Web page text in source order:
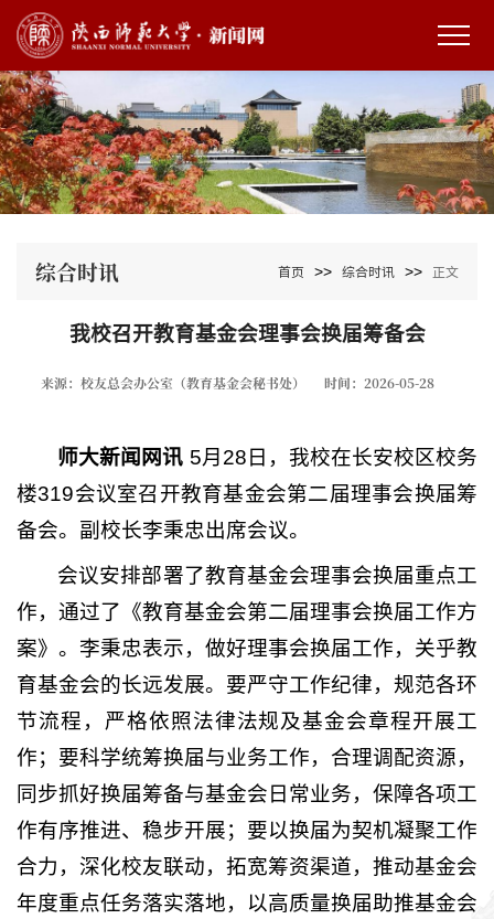
综合时讯 首页 >> 综合时讯 >> 正文
我校召开教育基金会理事会换届筹备会
来源：校友总会办公室（教育基金会秘书处） 时间：2026-05-28
师大新闻网讯 5月28日，我校在长安校区校务
楼319会议室召开教育基金会第二届理事会换届筹
备会。副校长李秉忠出席会议。
会议安排部署了教育基金会理事会换届重点工
作，通过了《教育基金会第二届理事会换届工作方
案》。李秉忠表示，做好理事会换届工作，关乎教
育基金会的长远发展。要严守工作纪律， 规范各环
节流程， 严格依照法律法规及基金会章程开展工
作；要科学统筹换届与业务工作，合理调配资源，
同步抓好换届筹备与基金会日常业务，保障各项工
作有序推进、稳步开展；要以换届为契机凝聚工作
合力，深化校友联动，拓宽筹资渠道，推动基金会
年度重点任务落实落地，以高质量换届助推基金会